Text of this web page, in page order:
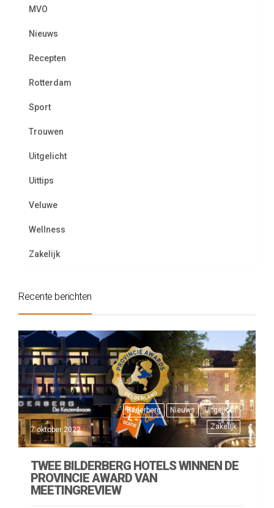
MVO
Nieuws
Recepten
Rotterdam
Sport
Trouwen
Uitgelicht
Uittips
Veluwe
Wellness
Zakelijk
Recente berichten
Bilderberg Nieuws
Uitgelicht
Zakelijk
7 oktober 2022
TWEE BILDERBERG HOTELS WINNEN DE
PROVINCIE AWARD VAN
MEETINGREVIEW